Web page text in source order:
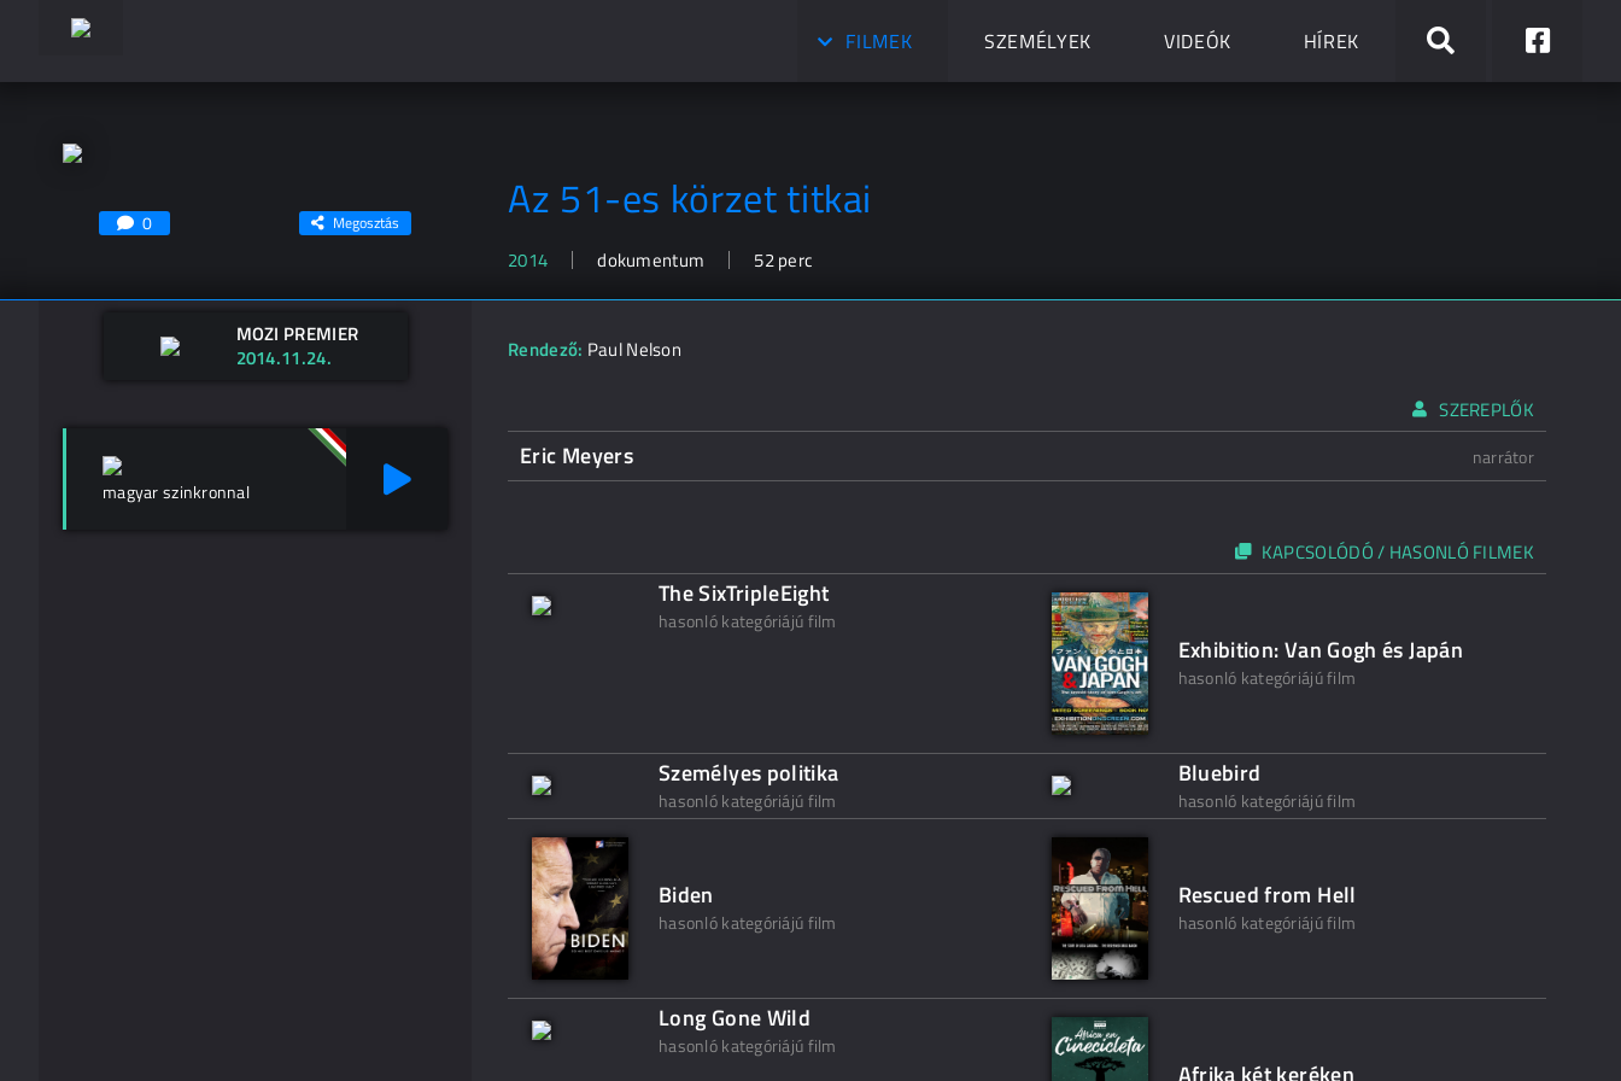
FILMEK SZEMÉLYEK VIDEÓK HÍREK
Az 51-es körzet titkai
2014 dokumentum 52 perc
0 Megosztás
MOZI PREMIER
2014.11.24.
magyar szinkronnal
Rendező: Paul Nelson
SZEREPLŐK
Eric Meyers narrátor
KAPCSOLÓDÓ / HASONLÓ FILMEK
The SixTripleEight
hasonló kategóriájú film
Exhibition: Van Gogh és Japán
hasonló kategóriájú film
Személyes politika
hasonló kategóriájú film
Bluebird
hasonló kategóriájú film
Biden
hasonló kategóriájú film
Rescued from Hell
hasonló kategóriájú film
Long Gone Wild
hasonló kategóriájú film
Afrika két keréken